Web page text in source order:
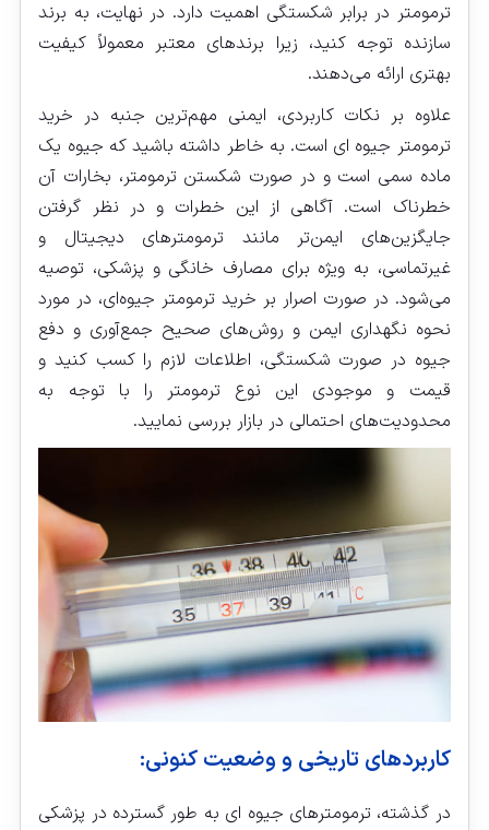
ترمومتر در برابر شکستگی اهمیت دارد. در نهایت، به برند
سازنده توجه کنید، زیرا برندهای معتبر معمولاً کیفیت
بهتری ارائه می‌دهند.
علاوه بر نکات کاربردی، ایمنی مهم‌ترین جنبه در خرید
ترمومتر جیوه‌ ای است. به خاطر داشته باشید که جیوه یک
ماده سمی است و در صورت شکستن ترمومتر، بخارات آن
خطرناک است. آگاهی از این خطرات و در نظر گرفتن
جایگزین‌های ایمن‌تر مانند ترمومترهای دیجیتال و
غیرتماسی، به ویژه برای مصارف خانگی و پزشکی، توصیه
می‌شود. در صورت اصرار بر خرید ترمومتر جیوه‌ای، در مورد
نحوه نگهداری ایمن و روش‌های صحیح جمع‌آوری و دفع
جیوه در صورت شکستگی، اطلاعات لازم را کسب کنید و
قیمت و موجودی این نوع ترمومتر را با توجه به
محدودیت‌های احتمالی در بازار بررسی نمایید.
کاربردهای تاریخی و وضعیت کنونی:
در گذشته، ترمومترهای جیوه‌ ای به طور گسترده در پزشکی